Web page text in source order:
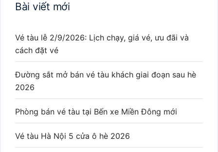
Bài viết mới
Vé tàu lễ 2/9/2026: Lịch chạy, giá vé, ưu đãi và
cách đặt vé
Đường sắt mở bán vé tàu khách giai đoạn sau hè
2026
Phòng bán vé tàu tại Bến xe Miền Đông mới
Vé tàu Hà Nội 5 cửa ô hè 2026